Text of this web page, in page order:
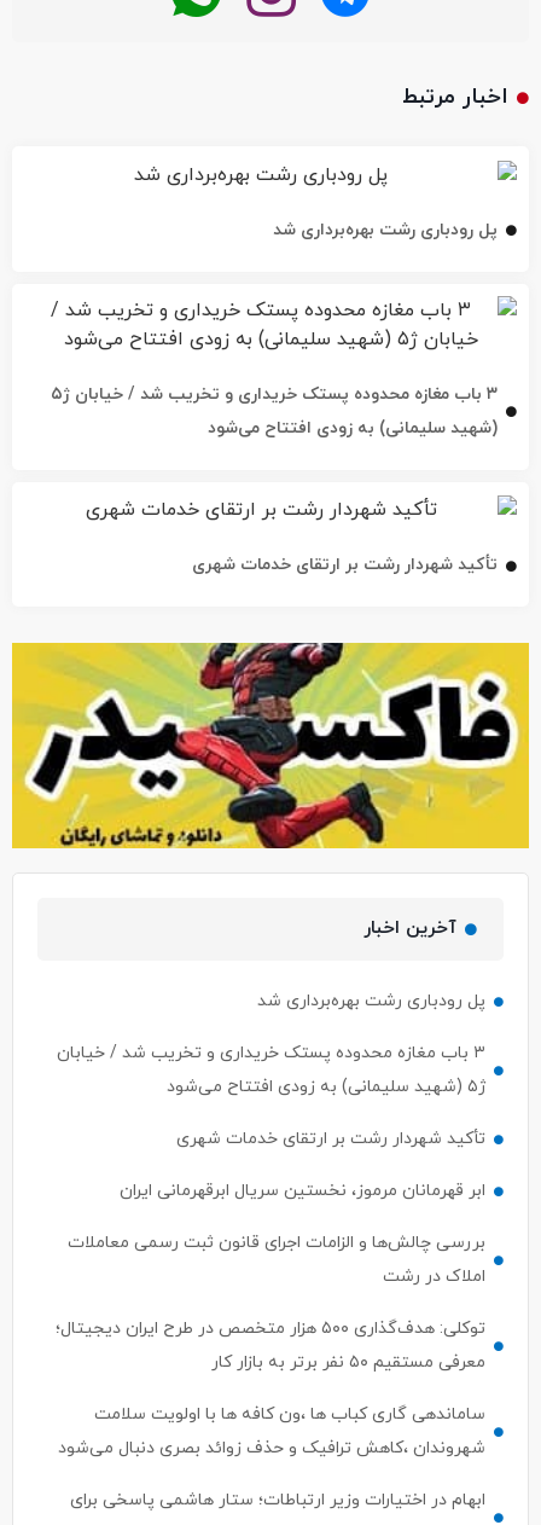
پل رودباری رشت بهره‌برداری شد
تأکید شهردار رشت بر ارتقای خدمات شهری
آخرین اخبار
۳ باب مغازه محدوده پستک خریداری و تخریب شد / خیابان
تأکید شهردار رشت بر ارتقای خدمات شهری
ابر قهرمانان مرموز، نخستین سریال ابرقهرمانی ایران
بررسی چالش‌ها و الزامات اجرای قانون ثبت رسمی معاملات
معرفی مستقیم ۵۰ نفر برتر به بازار کار
ساماندهی گاری کباب ها ،ون کافه ها با اولویت سلامت
شهروندان ،کاهش ترافیک و حذف زوائد بصری دنبال می‌شود
ابهام در اختیارات وزیر ارتباطات؛ ستار هاشمی پاسخی برای